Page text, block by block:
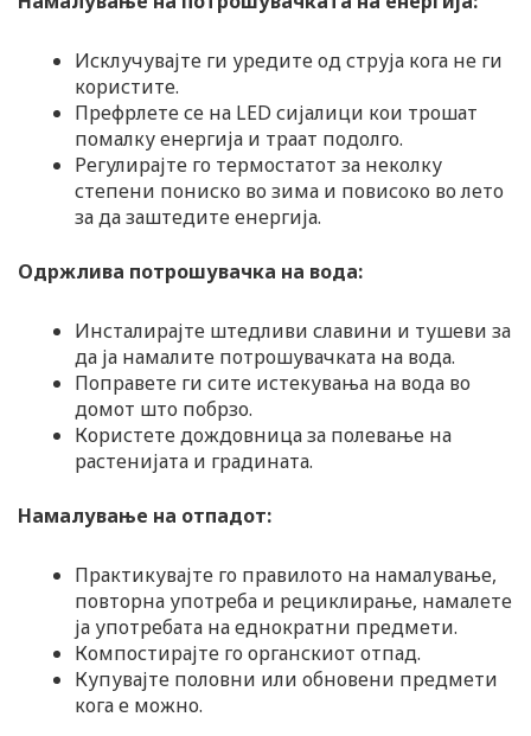
Исклучувајте ги уредите од струја кога не ги
користите.
Префрлете се на LED сијалици кои трошат
помалку енергија и траат подолго.
Регулирајте го термостатот за неколку
степени пониско во зима и повисоко во лето
за да заштедите енергија.
Одржлива потрошувачка на вода:
Инсталирајте штедливи славини и тушеви за
да ја намалите потрошувачката на вода.
Поправете ги сите истекувања на вода во
домот што побрзо.
Користете дождовница за полевање на
растенијата и градината.
Намалување на отпадот:
Практикувајте го правилото на намалување,
повторна употреба и рециклирање, намалете
ја употребата на еднократни предмети.
Компостирајте го органскиот отпад.
Купувајте половни или обновени предмети
кога е можно.